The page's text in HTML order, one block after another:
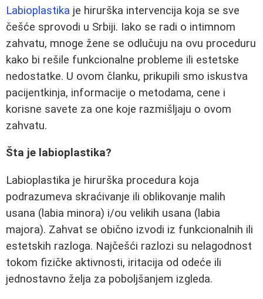
Labioplastika je hirurška intervencija koja se sve
češće sprovodi u Srbiji. Iako se radi o intimnom
zahvatu, mnoge žene se odlučuju na ovu proceduru
kako bi rešile funkcionalne probleme ili estetske
nedostatke. U ovom članku, prikupili smo iskustva
pacijentkinja, informacije o metodama, cene i
korisne savete za one koje razmišljaju o ovom
zahvatu.
Šta je labioplastika?
Labioplastika je hirurška procedura koja
podrazumeva skraćivanje ili oblikovanje malih
usana (labia minora) i/ou velikih usana (labia
majora). Zahvat se obično izvodi iz funkcionalnih ili
estetskih razloga. Najčešći razlozi su nelagodnost
tokom fizičke aktivnosti, iritacija od odeće ili
jednostavno želja za poboljšanjem izgleda.